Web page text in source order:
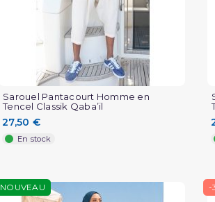
Sarouel Pantacourt Homme en
Tencel Classik Qaba’il
27,50 €
En stock
NOUVEAU -